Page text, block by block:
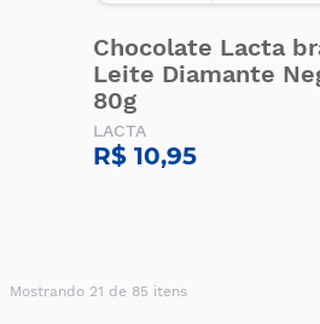
Chocolate Lacta
Leite Diamante
80g
LACTA
R$ 10,95
Mostrando 21 de 85 itens